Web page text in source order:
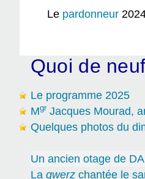
Le pardonneur
Quoi de
Le programme 2025
MgrJacques Mourad,
Quelques photos du
Un ancien otage de
La gwerzchantée le